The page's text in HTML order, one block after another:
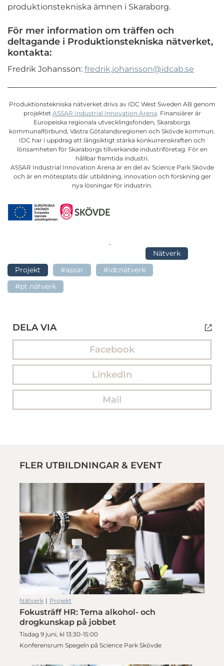
produktionstekniska ämnen i Skaraborg.
För mer information om träffen och
deltagande i Produktionstekniska nätverket,
kontakta:
Fredrik Johansson: fredrik.johansson@idcab.se
Produktionstekniska nätverket drivs av IDC West Sweden AB genom
projektet ASSAR Industrial Innovation Arena. Finansiärer är
Europeiska regionala utvecklingsfonden, Skaraborgs
kommunalförbund, Västra Götalandsregionen och Skövde kommun.
IDC har i uppdrag att långsiktigt stärka konkurrenskraften och
lönsamheten för Skaraborgs tillverkande industriföretag. För en
hållbar framtida industri.
ASSAR Industrial Innovation Arena är en del av Science Park Skövde
och är en mötesplats där utbildning, innovation och forskning ger
nya lösningar för industrin.
Nätverk
Projekt
#assar
#idcnätverk
#pt nätverk
DELA VIA
Facebook
LinkedIn
Mail
FLER UTBILDNINGAR & EVENT
Nätverk | Projekt
Fokusträff HR: Tema alkohol- och
drogkunskap på jobbet
Tisdag 9 juni, kl 13:30-15:00
Konferensrum Spegeln på Science Park Skövde